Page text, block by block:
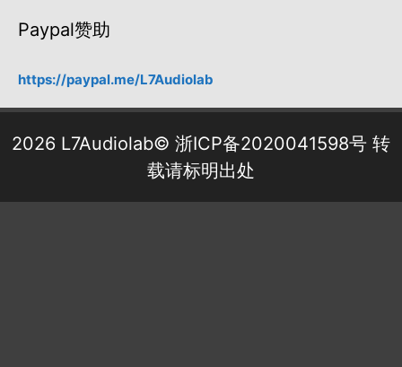
Paypal赞助
https://paypal.me/L7Audiolab
2026 L7Audiolab© 浙ICP备2020041598号 转
载请标明出处